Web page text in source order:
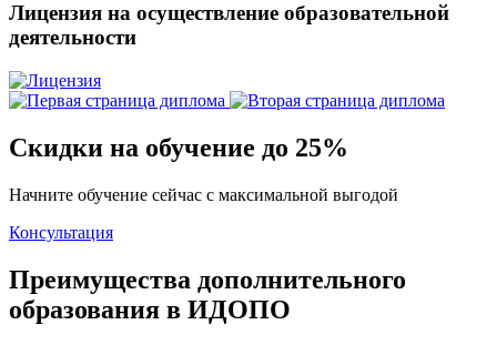
Лицензия на осуществление образовательной
деятельности
Скидки на обучение до 25%
Начните обучение сейчас с максимальной выгодой
Консультация
Преимущества дополнительного
образования в ИДОПО